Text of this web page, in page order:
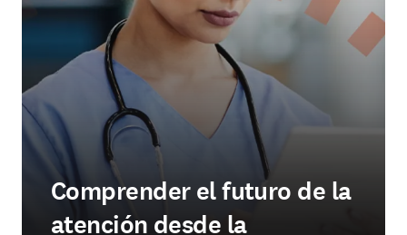
Comprender el futuro de la
atención desde la